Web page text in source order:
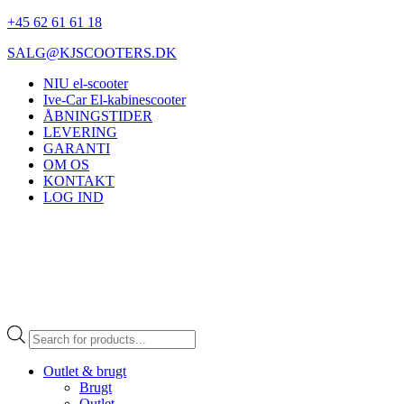
+45 62 61 61 18
SALG@KJSCOOTERS.DK
NIU el-scooter
Ive-Car El-kabinescooter
ÅBNINGSTIDER
LEVERING
GARANTI
OM OS
KONTAKT
LOG IND
Products
search
Outlet & brugt
Brugt